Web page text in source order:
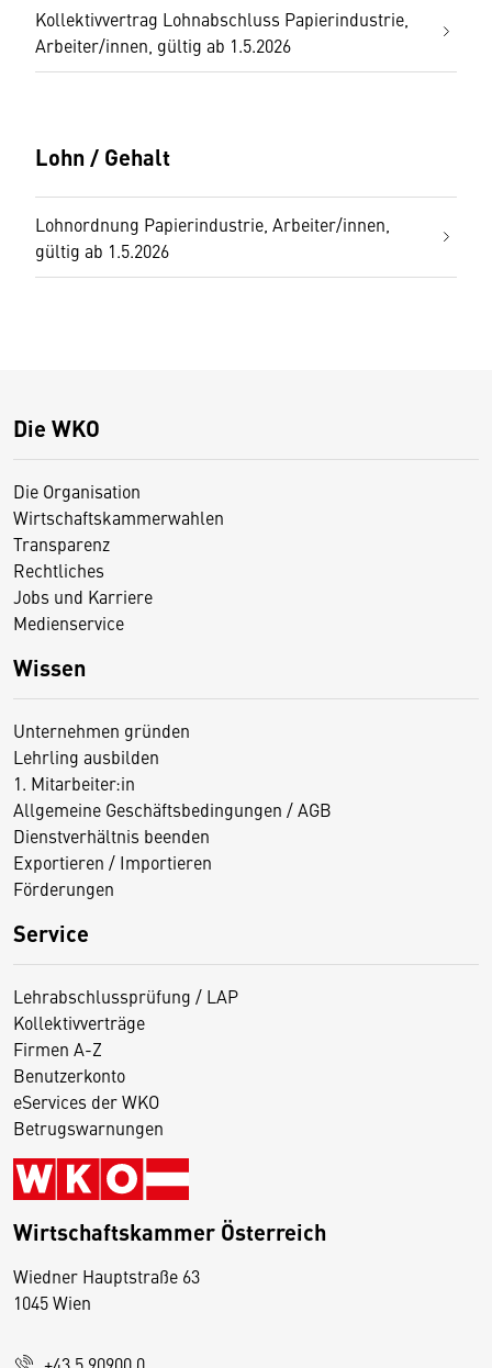
Kollektivvertrag Lohnabschluss Papierindustrie,
Arbeiter/innen, gültig ab 1.5.2026
Lohn / Gehalt
Lohnordnung Papierindustrie, Arbeiter/innen,
gültig ab 1.5.2026
Die WKO
Die Organisation
Wirtschaftskammerwahlen
Transparenz
Rechtliches
Jobs und Karriere
Medienservice
Wissen
Unternehmen gründen
Lehrling ausbilden
1. Mitarbeiter:in
Allgemeine Geschäftsbedingungen / AGB
Dienstverhältnis beenden
Exportieren / Importieren
Förderungen
Service
Lehrabschlussprüfung / LAP
Kollektivverträge
Firmen A-Z
Benutzerkonto
eServices der WKO
Betrugswarnungen
Wirtschaftskammer Österreich
Wiedner Hauptstraße 63
1045 Wien
D